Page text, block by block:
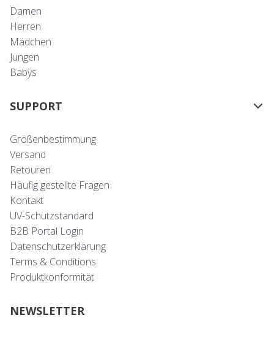
Damen
Herren
Mädchen
Jungen
Babys
SUPPORT
Größenbestimmung
Versand
Retouren
Häufig gestellte Fragen
Kontakt
UV-Schutzstandard
B2B Portal Login
Datenschutzerklärung
Terms & Conditions
Produktkonformität
NEWSLETTER